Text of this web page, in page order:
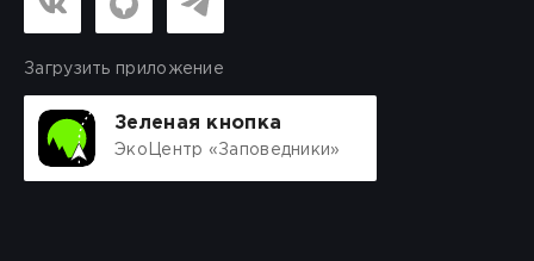
Загрузить приложение
Зеленая кнопка
ЭкоЦентр «Заповедники»